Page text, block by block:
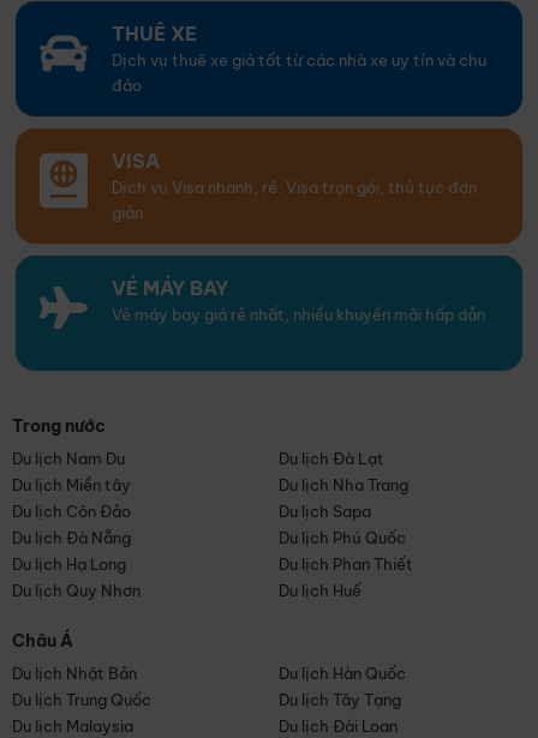
THUÊ XE
Dịch vụ thuê xe giá tốt từ các nhà xe uy tín và chu
đáo
VISA
Dịch vụ Visa nhanh, rẻ. Visa trọn gói, thủ tục đơn
giản
VÉ MÁY BAY
Vé máy bay giá rẻ nhất, nhiều khuyến mãi hấp dẫn
Trong nước
Du lịch Nam Du
Du lịch Đà Lạt
Du lịch Miền tây
Du lịch Nha Trang
Du lịch Côn Đảo
Du lịch Sapa
Du lịch Đà Nẵng
Du lịch Phú Quốc
Du lịch Hạ Long
Du lịch Phan Thiết
Du lịch Quy Nhơn
Du lịch Huế
Châu Á
Du lịch Nhật Bản
Du lịch Hàn Quốc
Du lịch Trung Quốc
Du lịch Tây Tạng
Du lịch Malaysia
Du lịch Đài Loan